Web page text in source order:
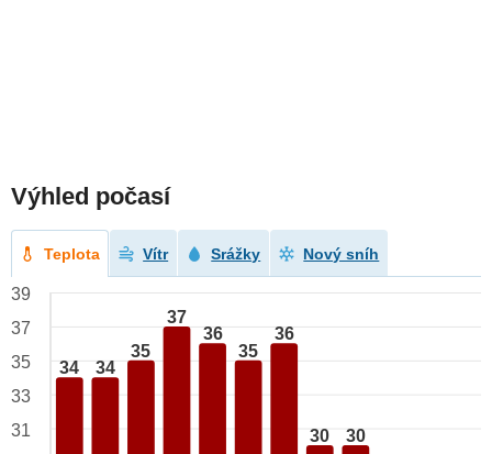
Výhled počasí
Teplota Vítr Srážky Nový sníh
34 34
35
37
36
35
36
30 30
39
37
35
33
31